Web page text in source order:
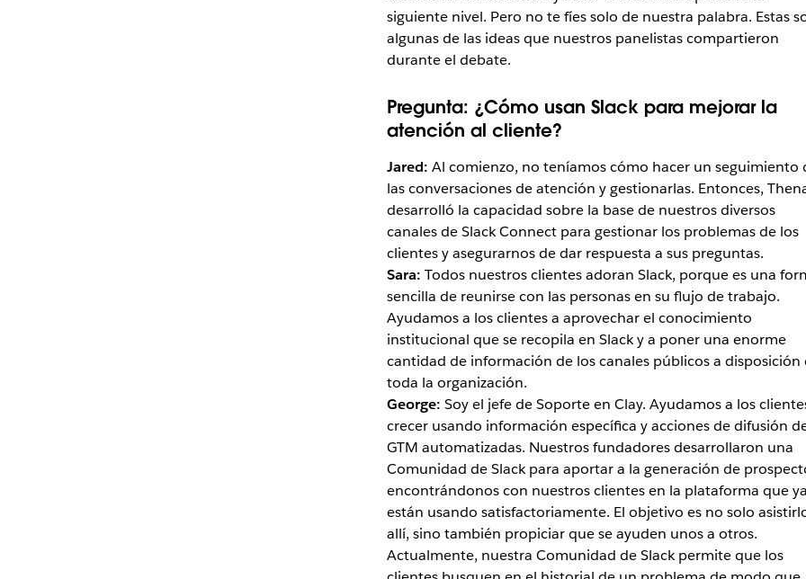
siguiente nivel. Pero no te fíes solo de nuestra palabra. Estas
algunas de las ideas que nuestros panelistas compartieron
durante el debate.
Pregunta: ¿Cómo usan Slack para mejorar la
atención al cliente?
Jared: Al comienzo, no teníamos cómo hacer un seguimiento
las conversaciones de atención y gestionarlas. Entonces,
desarrolló la capacidad sobre la base de nuestros diversos
canales de Slack Connect para gestionar los problemas de los
clientes y asegurarnos de dar respuesta a sus preguntas.
Sara: Todos nuestros clientes adoran Slack, porque es una
sencilla de reunirse con las personas en su flujo de trabajo.
Ayudamos a los clientes a aprovechar el conocimiento
institucional que se recopila en Slack y a poner una enorme
cantidad de información de los canales públicos a disposición
toda la organización.
George: Soy el jefe de Soporte en Clay. Ayudamos a los
crecer usando información específica y acciones de difusión
GTM automatizadas. Nuestros fundadores desarrollaron una
Comunidad de Slack para aportar a la generación de
encontrándonos con nuestros clientes en la plataforma que ya
están usando satisfactoriamente. El objetivo es no solo
allí, sino también propiciar que se ayuden unos a otros.
Actualmente, nuestra Comunidad de Slack permite que los